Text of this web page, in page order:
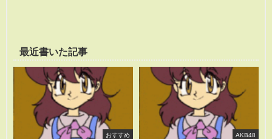
最近書いた記事
おすすめ AKB48